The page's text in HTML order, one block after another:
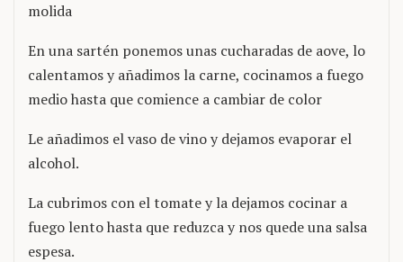
molida
En una sartén ponemos unas cucharadas de aove, lo
calentamos y añadimos la carne, cocinamos a fuego
medio hasta que comience a cambiar de color
Le añadimos el vaso de vino y dejamos evaporar el
alcohol.
La cubrimos con el tomate y la dejamos cocinar a
fuego lento hasta que reduzca y nos quede una salsa
espesa.